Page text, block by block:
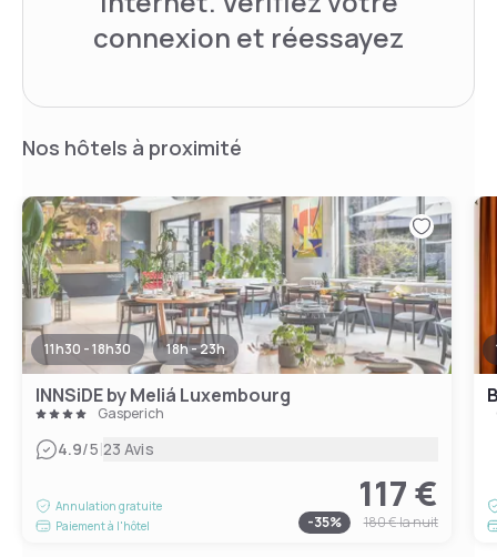
connexion et réessayez
Nos hôtels à proximité
11h30 - 18h30 18h - 23h
INNSiDE by Meliá Luxembourg
Gasperich
4.9/5|23 Avis
Annulation gratuite
Paiement à l'hôtel
117 €
-35% 180 €la nuit